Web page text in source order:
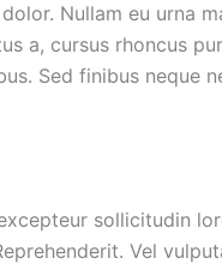
Nullam eu urna
a, cursus rhoncus
Sed finibus neque
sollicitudin
Vel